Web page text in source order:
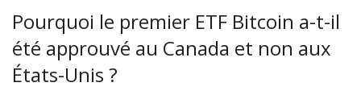
Pourquoi le premier ETF Bitcoin a-t-il
été approuvé au Canada et non aux
États-Unis ?